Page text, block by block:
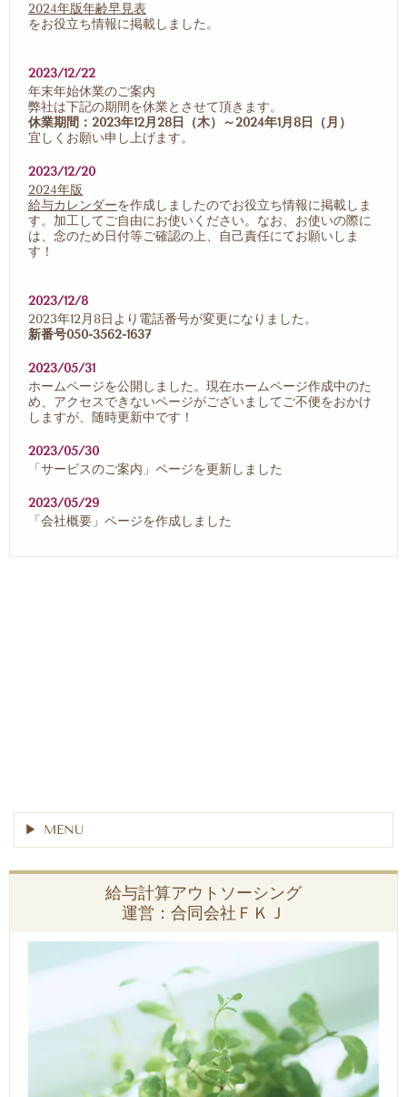
2024年版年齢早見表
をお役立ち情報に掲載しました。
2023/12/22
年末年始休業のご案内
弊社は下記の期間を休業とさせて頂きます。
休業期間：2023年12月28日（木）～2024年1月8日（月）
宜しくお願い申し上げます。
2023/12/20
2024年版
給与カレンダーを作成しましたのでお役立ち情報に掲載しま
す。加工してご自由にお使いください。なお、お使いの際に
は、念のため日付等ご確認の上、自己責任にてお願いしま
す！
2023/12/8
2023年12月8日より電話番号が変更になりました。
新番号050-3562-1637
2023/05/31
ホームページを公開しました。現在ホームページ作成中のた
め、アクセスできないページがございましてご不便をおかけ
しますが、随時更新中です！
2023/05/30
「サービスのご案内」ページを更新しました
2023/05/29
「会社概要」ページを作成しました
MENU
給与計算アウトソーシング
運営：合同会社ＦＫＪ